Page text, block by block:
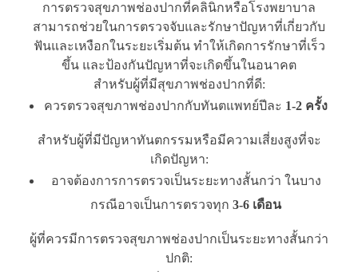
การตรวจสุขภาพช่องปากที่คลินิกหรือโรงพยาบาล
สามารถช่วยในการตรวจจับและรักษาปัญหาที่เกี่ยวกับ
ฟันและเหงือกในระยะเริ่มต้น ทำให้เกิดการรักษาที่เร็ว
ขึ้น และป้องกันปัญหาที่จะเกิดขึ้นในอนาคต
สำหรับผู้ที่มีสุขภาพช่องปากที่ดี:
ควรตรวจสุขภาพช่องปากกับทันตแพทย์ปีละ 1-2 ครั้ง
สำหรับผู้ที่มีปัญหาทันตกรรมหรือมีความเสี่ยงสูงที่จะ
เกิดปัญหา:
อาจต้องการการตรวจเป็นระยะทางสั้นกว่า ในบาง
กรณีอาจเป็นการตรวจทุก3-6 เดือน
ผู้ที่ควรมีการตรวจสุขภาพช่องปากเป็นระยะทางสั้นกว่า
ปกติ: